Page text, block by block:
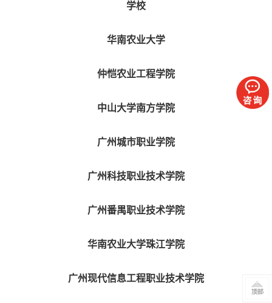
学校
华南农业大学
仲恺农业工程学院
中山大学南方学院
广州城市职业学院
广州科技职业技术学院
广州番禺职业技术学院
华南农业大学珠江学院
广州现代信息工程职业技术学院